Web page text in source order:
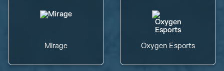
Mirage Oxygen Esports